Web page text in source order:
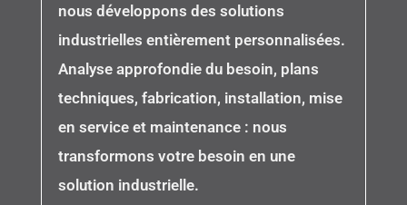
nous développons des solutions
industrielles entièrement personnalisées.
Analyse approfondie du besoin, plans
techniques, fabrication, installation, mise
en service et maintenance : nous
transformons votre besoin en une
solution industrielle.